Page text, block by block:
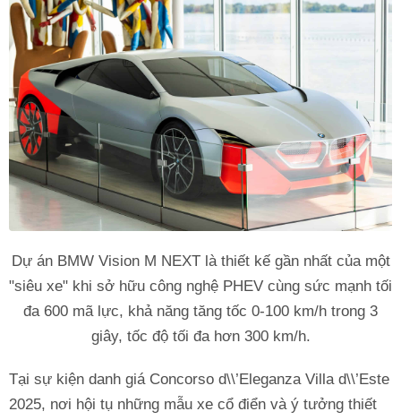
Dự án BMW Vision M NEXT là thiết kế gần nhất của một
"siêu xe" khi sở hữu công nghệ PHEV cùng sức mạnh tối
đa 600 mã lực, khả năng tăng tốc 0-100 km/h trong 3
giây, tốc độ tối đa hơn 300 km/h.
Tại sự kiện danh giá Concorso d\\’Eleganza Villa d\\’Este
2025, nơi hội tụ những mẫu xe cổ điển và ý tưởng thiết